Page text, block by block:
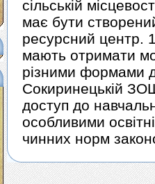
сільській
має бути
ресурсний центр.
мають отримати
різними формами
Сокиринецькій ЗОШ
доступ до
особливими
чинних норм